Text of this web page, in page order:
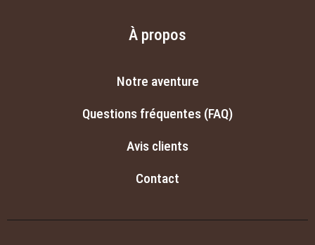
À propos
Notre aventure
Questions fréquentes (FAQ)
Avis clients
Contact